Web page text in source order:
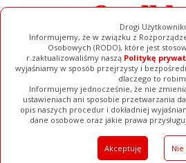
Drogi
Informujemy, że w związku z
Osobowych (RODO), które jest
r.zaktualizowaliśmy naszą Politykę
wyjaśniamy w sposób przejrzysty i
dlaczego to
Informujemy jednocześnie, że nie
ustawieniach ani sposobie przetwarzania
opis naszych procedur i dokładniej
dane osobowe oraz jakie prawa
Akceptuję
Ogłoszenia Filmy Galerie